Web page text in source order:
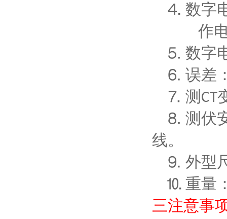
⒋ 数字
作
⒌ 数字
⒍ 误差
⒎ 测 CT
⒏ 测伏
线。
⒐ 外型
⒑ 重量
三注意事